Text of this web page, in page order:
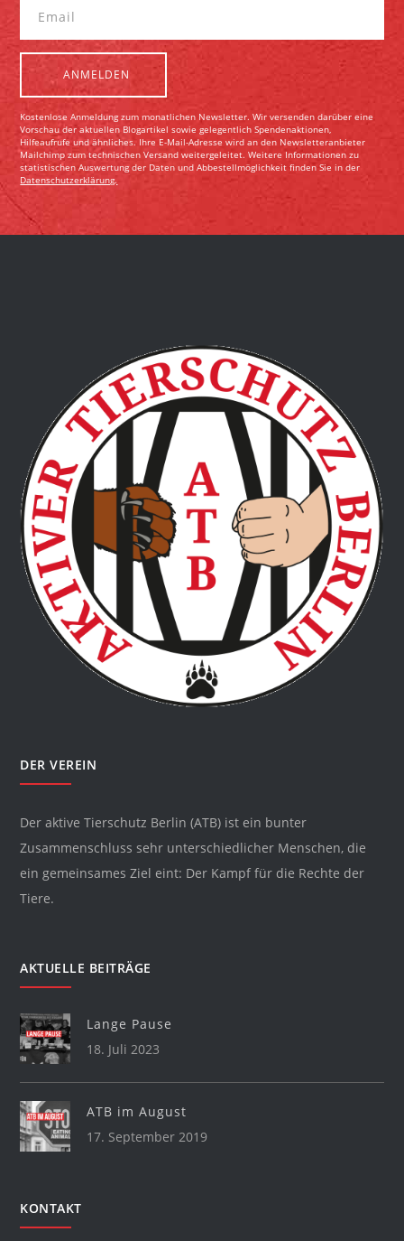
Kostenlose Anmeldung zum monatlichen Newsletter. Wir versenden darüber eine
Vorschau der aktuellen Blogartikel sowie gelegentlich Spendenaktionen,
Hilfeaufrufe und ähnliches. Ihre E-Mail-Adresse wird an den Newsletteranbieter
Mailchimp zum technischen Versand weitergeleitet. Weitere Informationen zu
statistischen Auswertung der Daten und Abbestellmöglichkeit finden Sie in der
Datenschutzerklärung.
DER VEREIN
Der aktive Tierschutz Berlin (ATB) ist ein bunter
Zusammenschluss sehr unterschiedlicher Menschen, die
ein gemeinsames Ziel eint: Der Kampf für die Rechte der
Tiere.
AKTUELLE BEITRÄGE
Lange Pause
18. Juli 2023
ATB im August
17. September 2019
KONTAKT